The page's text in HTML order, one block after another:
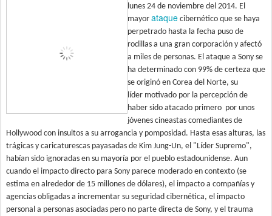
lunes 24 de noviembre del 2014. El
mayor ataque cibernético que se haya
perpetrado hasta la fecha puso de
rodillas a una gran corporación y afectó
a miles de personas. El ataque a Sony se
ha determinado con 99% de certeza que
se originó en Corea del Norte, su
líder motivado por la percepción de
haber sido atacado primero por unos
jóvenes cineastas comediantes de
Hollywood con insultos a su arrogancia y pomposidad. Hasta esas alturas, las
trágicas y caricaturescas payasadas de Kim Jung-Un, el "Líder Supremo",
habían sido ignoradas en su mayoría por el pueblo estadounidense. Aun
cuando el impacto directo para Sony parece moderado en contexto (se
estima en alrededor de 15 millones de dólares), el impacto a compañías y
agencias obligadas a incrementar su seguridad cibernética, el impacto
personal a personas asociadas pero no parte directa de Sony, y el trauma